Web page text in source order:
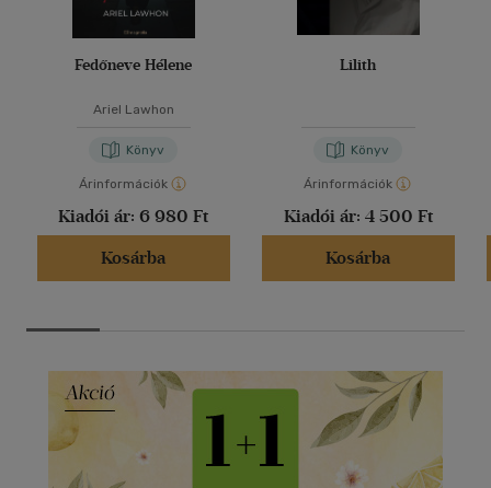
Fedőneve Hélene
Ariel Lawhon
Könyv
Árinformációk
Kiadói ár: 6 980 Ft
Kosárba
Lilith
Könyv
Árinformációk
Kiadói ár: 4 500 Ft
Kosárba